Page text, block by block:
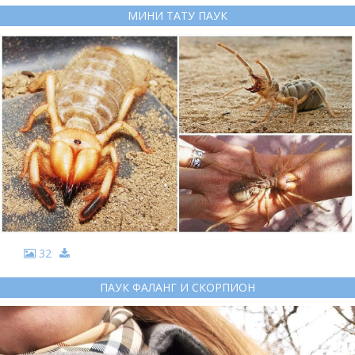
МИНИ ТАТУ ПАУК
32
ПАУК ФАЛАНГ И СКОРПИОН